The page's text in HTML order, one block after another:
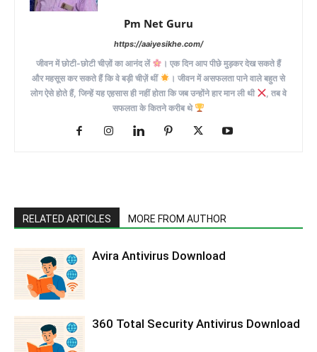
Pm Net Guru
https://aaiyesikhe.com/
जीवन में छोटी-छोटी चीज़ों का आनंद लें
। एक दिन आप पीछे मुड़कर देख सकते हैं
और महसूस कर सकते हैं कि वे बड़ी चीज़ें थीं
। जीवन में असफलता पाने वाले बहुत से
लोग ऐसे होते हैं, जिन्हें यह एहसास ही नहीं होता कि जब उन्होंने हार मान ली थी
, तब वे
सफलता के कितने करीब थे
RELATED ARTICLES MORE FROM AUTHOR
Avira Antivirus Download
360 Total Security Antivirus Download